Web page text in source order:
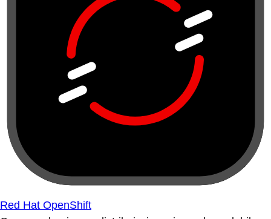
Red Hat OpenShift